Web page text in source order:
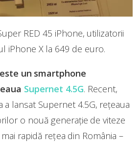
RED 45 iPhone, utilizatorii
iPhone X la 649 de euro.
un smartphone
Supernet 4.5G. Recent,
a lansat Supernet 4.5G, rețeaua
o nouă generație de viteze
rapidă rețea din România –